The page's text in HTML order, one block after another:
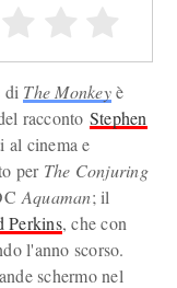
di The Monkeyè
racconto Stephen
al cinema e
per The Conjuring
Aquaman; il
Perkins, che con
l'anno scorso.
schermo nel